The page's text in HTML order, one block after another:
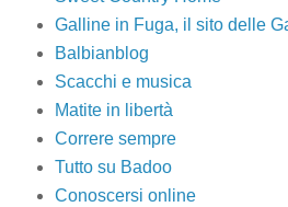
Galline in Fuga, il sito delle
Balbianblog
Scacchi e musica
Matite in libertà
Correre sempre
Tutto su Badoo
Conoscersi online